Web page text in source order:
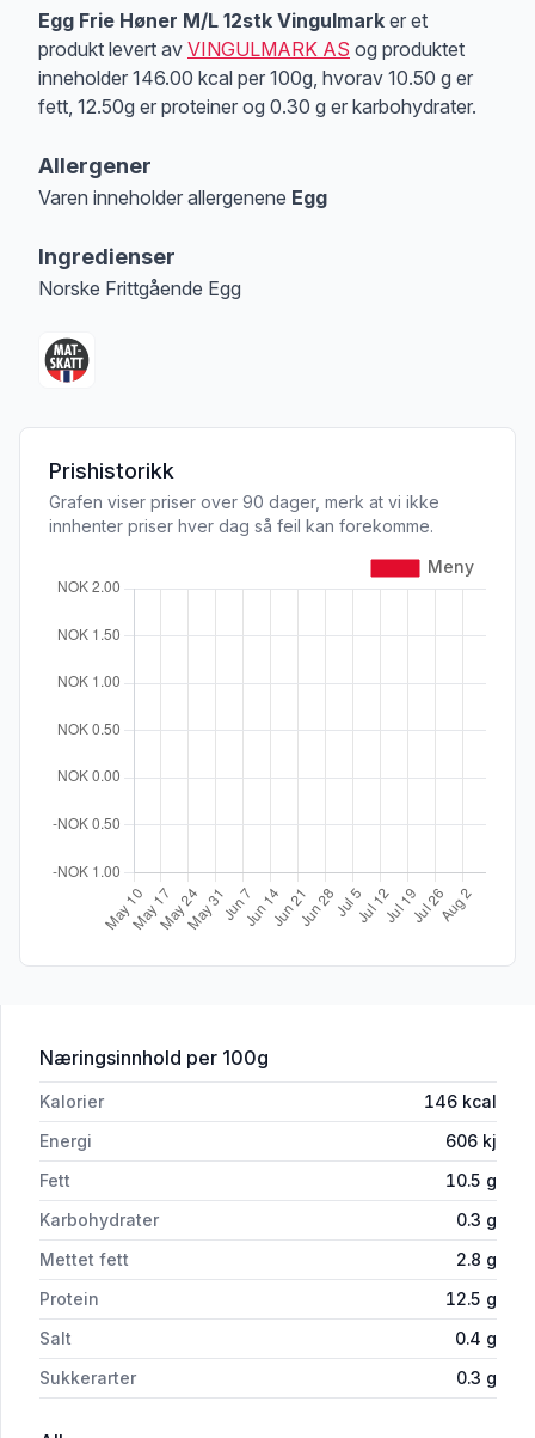
Produktbeskrivelse
Egg Frie Høner M/L 12stk Vingulmark er et
produkt levert av VINGULMARK AS og produktet
inneholder 146.00 kcal per 100g, hvorav 10.50 g er
fett, 12.50g er proteiner og 0.30 g er karbohydrater.
Allergener
Varen inneholder allergenene Egg
Ingredienser
Norske Frittgående Egg
Prishistorikk
Grafen viser priser over 90 dager, merk at vi ikke
innhenter priser hver dag så feil kan forekomme.
Næringsinnhold for 'Egg Frie Høner M/L 12stk
per 100g
Kalorier 146 kcal
Energi
606 kj
Fett
10.5 g
Karbohydrater
0.3 g
Mettet fett
2.8 g
Protein
12.5 g
Salt
0.4 g
Sukkerarter
0.3 g